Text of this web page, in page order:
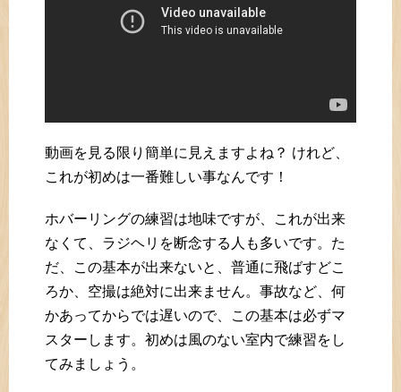
動画を見る限り簡単に見えますよね？ けれど、
これが初めは一番難しい事なんです！
ホバーリングの練習は地味ですが、これが出来
なくて、ラジヘリを断念する人も多いです。た
だ、この基本が出来ないと、普通に飛ばすどこ
ろか、空撮は絶対に出来ません。事故など、何
かあってからでは遅いので、この基本は必ずマ
スターします。初めは風のない室内で練習をし
てみましょう。